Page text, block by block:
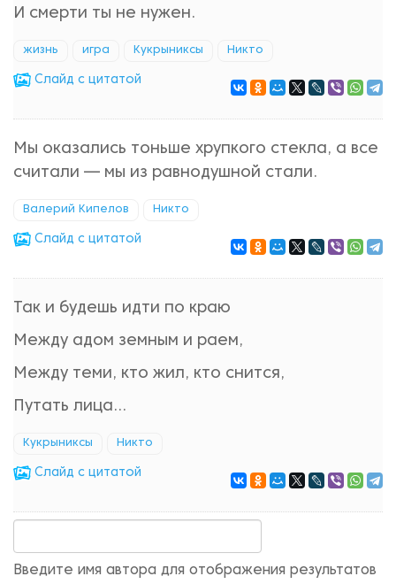
И смерти ты не нужен.
жизнь игра Кукрыниксы Никто
Cлайд с цитатой
Мы оказались тоньше хрупкого стекла, а все
считали — мы из равнодушной стали.
Валерий Кипелов Никто
Cлайд с цитатой
Так и будешь идти по краю
Между адом земным и раем,
Между теми, кто жил, кто снится,
Путать лица...
Кукрыниксы Никто
Cлайд с цитатой
Введите имя автора для отображения результатов